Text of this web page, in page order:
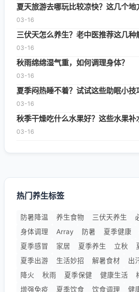
夏天旅游去哪玩比较凉快？这几个地
03-16
三伏天怎么养生？老中医推荐这几种
03-16
秋雨绵绵湿气重，如何调理身体？
03-16
夏季闷热睡不着？试试这些助眠小技
03-16
秋季干燥吃什么水果好？这些水果补
03-16
热门养生标签
防暑降温 养生食物 三伏天养生
身体调理
Array 防暑 夏季健康
夏季感冒
家居 夏季养生 立秋
夏季出游
生活妙招 解暑食材 出
降火
秋雨 夏季保健 健康生活
增强免疫
夏季饮食 饮食调理 健